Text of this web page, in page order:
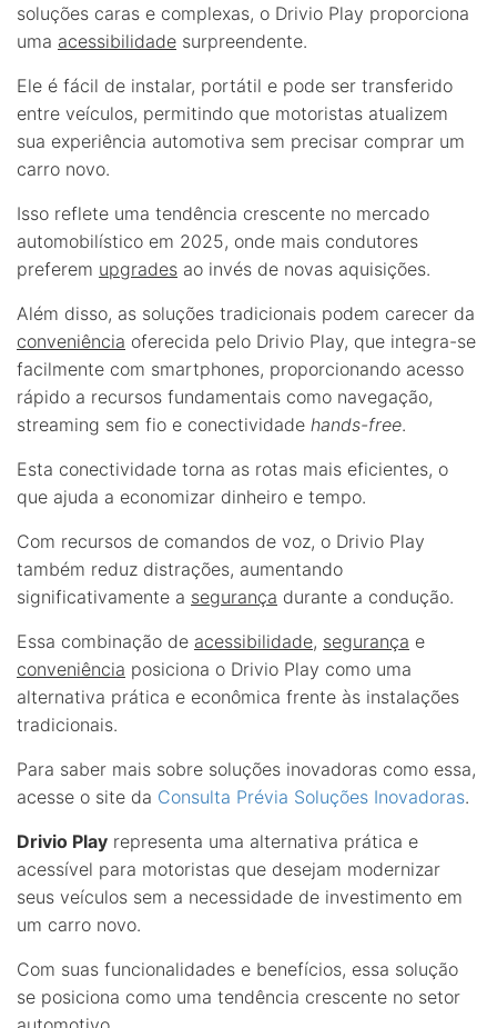
soluções caras e complexas, o Drivio Play proporciona
uma acessibilidade surpreendente.
Ele é fácil de instalar, portátil e pode ser transferido
entre veículos, permitindo que motoristas atualizem
sua experiência automotiva sem precisar comprar um
carro novo.
Isso reflete uma tendência crescente no mercado
automobilístico em 2025, onde mais condutores
preferem upgrades ao invés de novas aquisições.
Além disso, as soluções tradicionais podem carecer da
conveniência oferecida pelo Drivio Play, que integra-se
facilmente com smartphones, proporcionando acesso
rápido a recursos fundamentais como navegação,
streaming sem fio e conectividade hands-free.
Esta conectividade torna as rotas mais eficientes, o
que ajuda a economizar dinheiro e tempo.
Com recursos de comandos de voz, o Drivio Play
também reduz distrações, aumentando
significativamente a segurança durante a condução.
Essa combinação de acessibilidade, segurança e
conveniência posiciona o Drivio Play como uma
alternativa prática e econômica frente às instalações
tradicionais.
Para saber mais sobre soluções inovadoras como essa,
acesse o site da Consulta Prévia Soluções Inovadoras.
Drivio Play representa uma alternativa prática e
acessível para motoristas que desejam modernizar
seus veículos sem a necessidade de investimento em
um carro novo.
Com suas funcionalidades e benefícios, essa solução
se posiciona como uma tendência crescente no setor